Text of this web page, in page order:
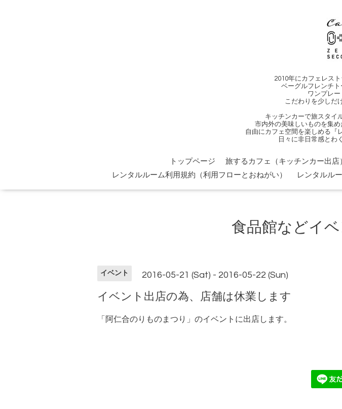
2010年にカフェレス
ベーグルフレンチト
ワンプレー
こだわりを少しだ
キッチンカーで旅スタイ
市内外の美味しいものを集
自由にカフェ空間を楽しめる『
日々に非日常感とわ
トップページ 旅するカフェ（キッチンカー出店
レンタルルーム利用規約（利用フローとおねがい）
レンタルル
食品館などイ
イベント 2016-05-21 (Sat) - 2016-05-22 (Sun)
イベント出店の為、店舗は休業します
「阿仁合のりものまつり」のイベントに出店します。